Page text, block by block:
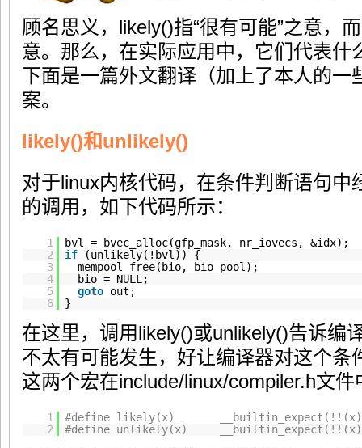
顾名思义，likely()指“很有可能”之意，
意。那么，在实际应用中，它们代表什
下面是一篇外文翻译（加上了本人的一
案。
likely()和unlikely()
对于linux内核代码，在条件判断语句中
的调用，如下代码所示：
1
bvl = bvec_alloc(gfp_mask, nr_iovecs, &idx);
2
if
(unlikely(!bvl)) {
3
mempool_free(bio, bio_pool);
4
bio = NULL;
5
goto out;
6
}
在这里，调用likely()或unlikely()告诉编
不太有可能发生，好让编译器对这个条
这两个宏在include/linux/compiler.h文
1
#define likely(x)
2
#define unlikely(x)